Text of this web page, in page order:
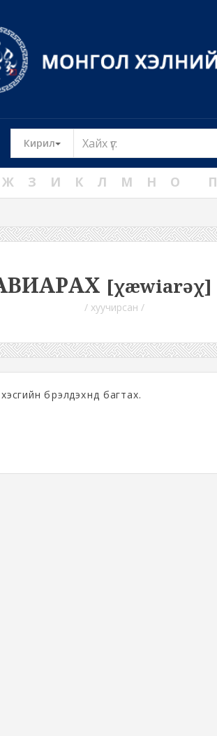
Кирил Toggle Dropdown
Ж З И К Л М Н О П
[χæwiarəχ]
/ хуучирсан /
бүрэлдэхүүнд багтах.